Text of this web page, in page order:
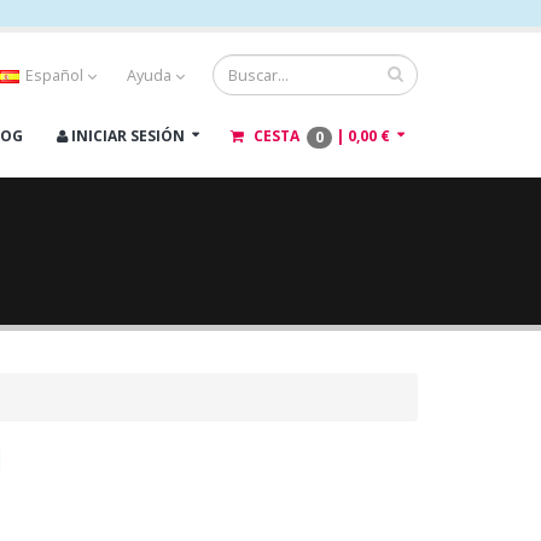
Español Ayuda
INICIAR SESIÓN CESTA 0 | 0,00 €